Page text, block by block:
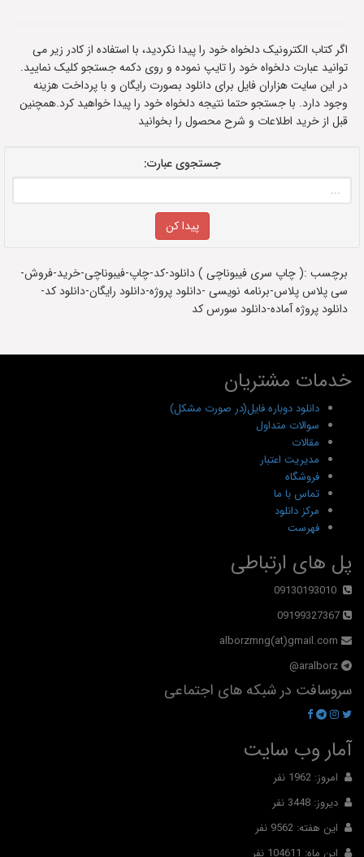
اگر کتاب الکترونیک دلخواه خود را پیدا نکردید، با استفاده از کادر زیر می
توانید عبارت دلخواه خود را تایپ نموده و روی دکمه جستجو کلیک نمایید.
در این سایت هزاران فایل برای دانلود بصورت رایگان و با پرداخت هزینه
وجود دارد. با جستجو حتما نتیجه دلخواه خود را پیدا خواهید کرد.همچنین
قبل از خرید اطلاعات و شرح محصول را بخوانید
جستجوی عبارت:
برچسب :( چاپ سری فیبوناچی ) دانلود-کد-چاپ-فیبوناچی-خرید-فروش-
سی پلاس پلاس-برنامه نویسی -دانلود پروژه-دانلود رایگان-دانلود کد-
دانلود پروژه آماده-دانلود سورس کد
خدمات مشتریان
دانلود دوباره فایل(در صورت مشکل)
سوالات متداول
مقالات
مدیریت اعتبار
فروشگاه
تماس با ما
مرکز دانلود
فهرست
پل های ارتباطی
09130193010
09199327367
alborzmng(at)gmail.com
aralborz@
سروسافت در شبکه های اجتماعی
آمار وب سایت
امروز: 1962 نفر
دیروز: 3448 نفر
این هفته: 9562 نفر
این ماه: 104611 نفر